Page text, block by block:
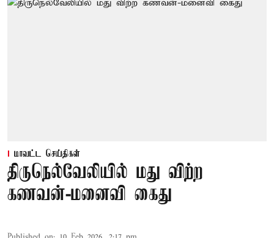
மாவட்ட செய்திகள்
திருநெல்வேலியில் மது விற்ற
கணவன்-மனைவி கைது